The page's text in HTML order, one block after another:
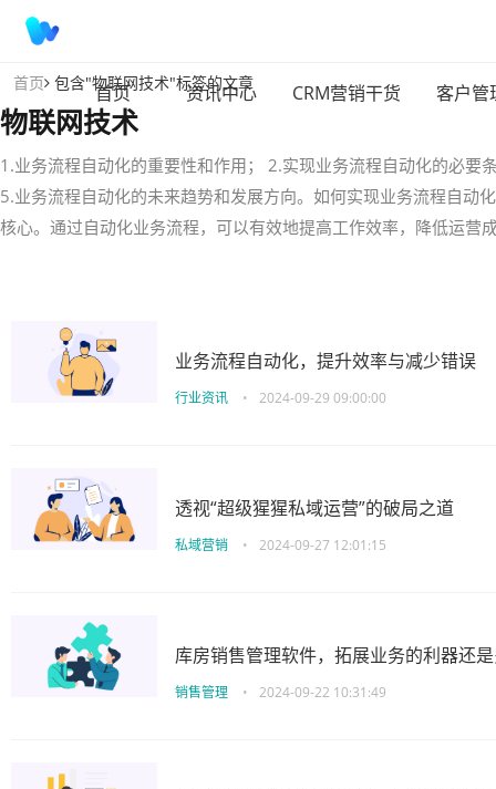
首页 资讯中心 CRM营销干货 客户管
首页 包含"物联网技术"标签的文章
物联网技术
1.业务流程自动化的重要性和作用； 2.实现业务流程自动化的必
5.业务流程自动化的未来趋势和发展方向。如何实现业务流程自动
核心。通过自动化业务流程，可以有效地提高工作效率，降低运
业务流程自动化，提升效率与减少错误
行业资讯 • 2024-09-29 09:00:00
透视“超级猩猩私域运营”的破局之道
私域营销 • 2024-09-27 12:01:15
库房销售管理软件，拓展业务的利器还
销售管理 • 2024-09-22 10:31:49